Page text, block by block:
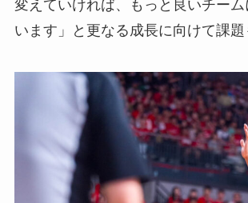
変えていければ、もっと良いチー
います」と更なる成長に向けて課題